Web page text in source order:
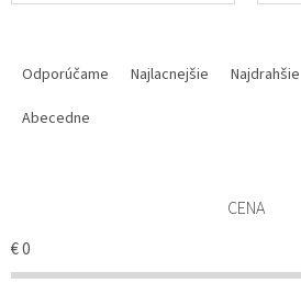
R
O
D
Odporúčame Najlacnejšie Najdrahšie
Abecedne
CENA
€0